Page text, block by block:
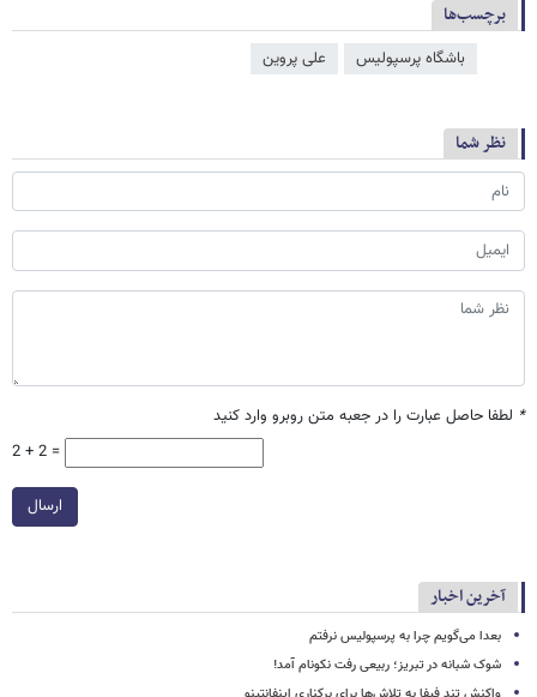
برچسب‌ها
باشگاه پرسپولیس علی پروین
نظر شما
* لطفا حاصل عبارت را در جعبه متن روبرو وارد کنید
2 + 2 =
ارسال
آخرین اخبار
بعدا می‌گویم چرا به پرسپولیس نرفتم
شوک شبانه در تبریز؛ ربیعی رفت نکونام آمد!